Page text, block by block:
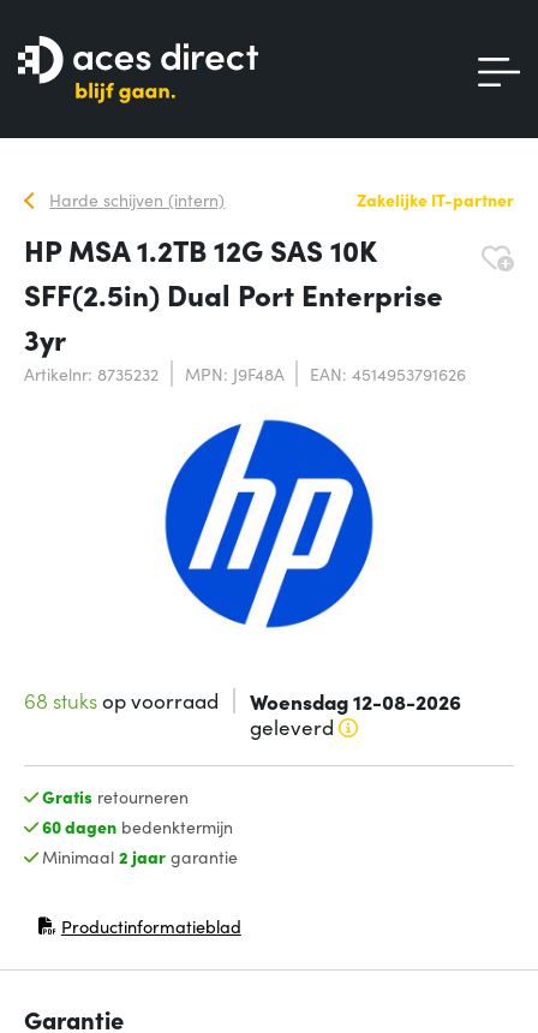
Harde schijven (intern) Zakelijke IT-partner
HP MSA 1.2TB 12G SAS 10K
SFF(2.5in) Dual Port Enterprise
3yr
Artikelnr: 8735232 MPN: J9F48A EAN: 4514953791626
68 stuksop voorraad Woensdag 12-08-2026
geleverd
Gratis retourneren
60 dagenbedenktermijn
Minimaal 2 jaargarantie
Productinformatieblad
(opent in nieuw venster)
Garantie